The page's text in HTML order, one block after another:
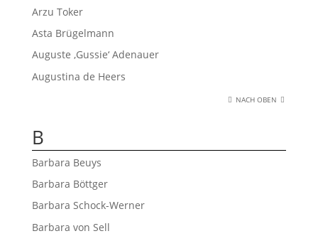
Arzu Toker
Asta Brügelmann
Auguste ‚Gussie‘ Adenauer
Augustina de Heers
NACH OBEN
B
Barbara Beuys
Barbara Böttger
Barbara Schock-Werner
Barbara von Sell